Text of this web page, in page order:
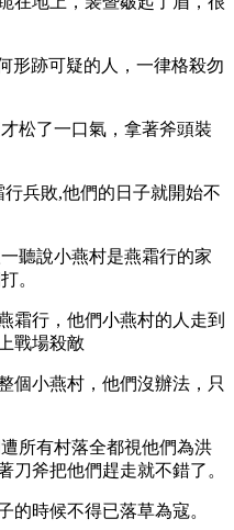
形跡可疑的人，一律格殺勿
松了一口氣，拿著斧頭裝
兵敗,他們的日子就開始不
聽說小燕村是燕霜行的家
。
霜行，他們小燕村的人走到
戰場殺敵
個小燕村，他們沒辦法，只
所有村落全都視他們為洪
刀斧把他們趕走就不錯了。
的時候不得已落草為寇。